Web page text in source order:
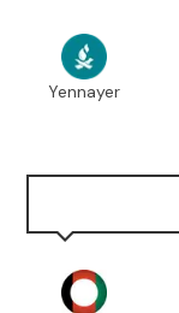
Yennayer